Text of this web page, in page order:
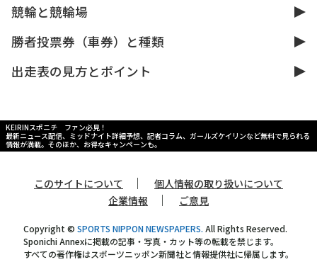
競輪と競輪場
勝者投票券（車券）と種類
出走表の見方とポイント
KEIRINスポニチ ファン必見！
最新ニュース配信、ミッドナイト詳細予想、記者コラム、ガールズケイリンなど無料で見られる
情報が満載。そのほか、お得なキャンペーンも。
このサイトについて ｜
個人情報の取り扱いについて
企業情報
｜ ご意見
Copyright © SPORTS NIPPON NEWSPAPERS. All Rights Reserved.
Sponichi Annexに掲載の記事・写真・カット等の転載を禁じます。
すべての著作権はスポーツニッポン新聞社と情報提供社に帰属します。